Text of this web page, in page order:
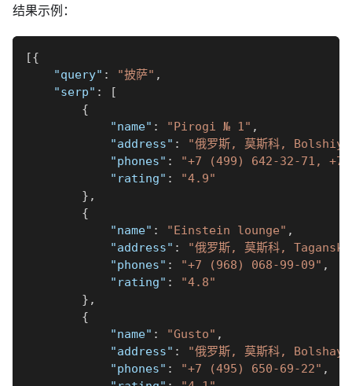
结果示例：
[{
"query" : "披萨" ,
"serp" :
[
{
"name" : "Pirogi № 1" ,
"address" :
"俄罗斯, 莫斯科,
"phones" :
"+7 (499) 642-32-71, +7
"rating" :
"4.9"
} ,
{
"name" : "Einstein lounge" ,
"address" :
"俄罗斯, 莫斯科,
"phones" : "+7 (968) 068-99-09" ,
"rating" :
"4.8"
} ,
{
"name" : "Gusto" ,
"address" :
"俄罗斯, 莫斯科,
"phones" : "+7 (495) 650-69-22" ,